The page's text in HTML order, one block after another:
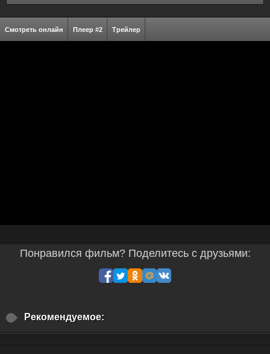
Смотреть онлайн Плеер #2 Трейлер
Понравился фильм? Поделитесь с друзьями:
Рекомендуемое: